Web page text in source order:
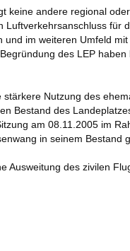
keine andere regional
für
im weiteren Umfeld
des LEP haben
Nutzung des
Bestand des
am 08.11.2005 im
in seinem Bestand
Ausweitung des zivilen